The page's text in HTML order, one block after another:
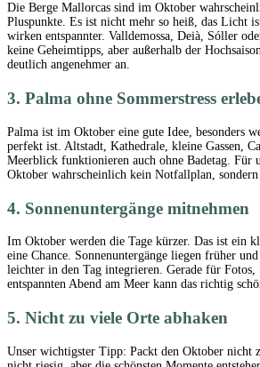
Die Berge Mallorcas sind im Oktober
Pluspunkte. Es ist nicht mehr so heiß, das Licht
wirken entspannter. Valldemossa, Deià, Sóller
keine Geheimtipps, aber außerhalb der
deutlich angenehmer an.
3. Palma ohne Sommerstress
Palma ist im Oktober eine gute Idee, besonders
perfekt ist. Altstadt, Kathedrale, kleine Gassen,
Meerblick funktionieren auch ohne Badetag. Für
Oktober wahrscheinlich kein Notfallplan, sondern
4. Sonnenuntergänge mitnehmen
Im Oktober werden die Tage kürzer. Das ist ein
eine Chance. Sonnenuntergänge liegen früher
leichter in den Tag integrieren. Gerade für Fotos,
entspannten Abend am Meer kann das richtig
5. Nicht zu viele Orte abhaken
Unser wichtigster Tipp: Packt den Oktober nicht